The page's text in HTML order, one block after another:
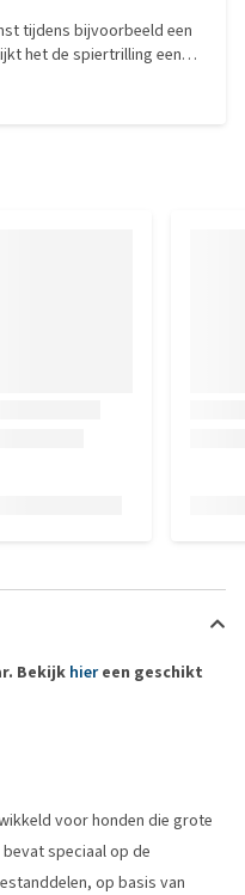
tijdens bijvoorbeeld een
het de spiertrilling een
Bekijk hiereen geschikt
voor honden die grote
speciaal op de
op basis van